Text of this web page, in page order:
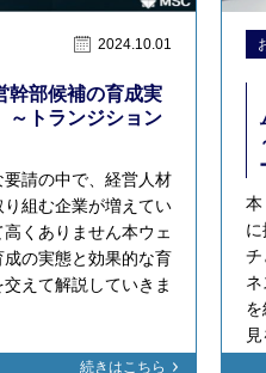
2024.10.01
幹部候補の育成実
トランジション
請の中で、経営人材
組む企業が増えてい
くありません本ウェ
の実態と効果的な育
えて解説していきま
続きはこちら
チ